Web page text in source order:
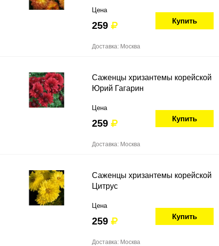
Цена
259 Купить
Доставка: Москва
Саженцы хризантемы корейской
Юрий Гагарин
Цена
259 Купить
Доставка: Москва
Саженцы хризантемы корейской
Цитрус
Цена
259 Купить
Доставка: Москва